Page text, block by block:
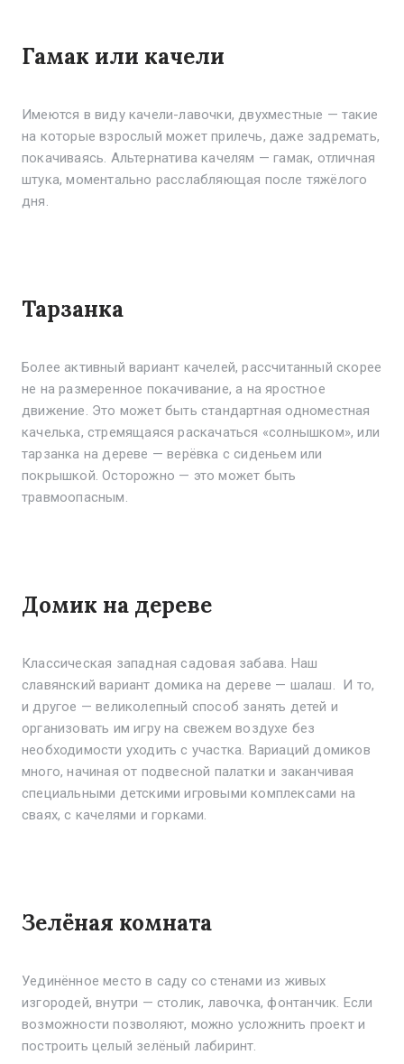
Гамак или качели
Имеются в виду качели-лавочки, двухместные — такие
на которые взрослый может прилечь, даже задремать,
покачиваясь. Альтернатива качелям — гамак, отличная
штука, моментально расслабляющая после тяжёлого
дня.
Тарзанка
Более активный вариант качелей, рассчитанный скорее
не на размеренное покачивание, а на яростное
движение. Это может быть стандартная одноместная
качелька, стремящаяся раскачаться «солнышком», или
тарзанка на дереве — верёвка с сиденьем или
покрышкой. Осторожно — это может быть
травмоопасным.
Домик на дереве
Классическая западная садовая забава. Наш
славянский вариант домика на дереве — шалаш. И то,
и другое — великолепный способ занять детей и
организовать им игру на свежем воздухе без
необходимости уходить с участка. Вариаций домиков
много, начиная от подвесной палатки и заканчивая
специальными детскими игровыми комплексами на
сваях, с качелями и горками.
Зелёная комната
Уединённое место в саду со стенами из живых
изгородей, внутри — столик, лавочка, фонтанчик. Если
возможности позволяют, можно усложнить проект и
построить целый зелёный лабиринт.